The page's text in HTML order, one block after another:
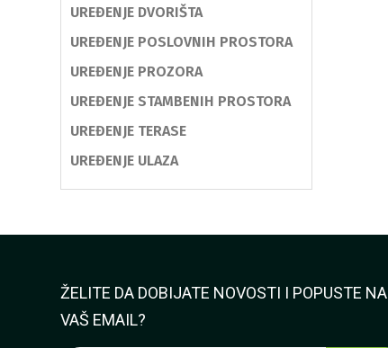
UREĐENJE DVORIŠTA
UREĐENJE POSLOVNIH PROSTORA
UREĐENJE PROZORA
UREĐENJE STAMBENIH PROSTORA
UREĐENJE TERASE
UREĐENJE ULAZA
ŽELITE DA DOBIJATE NOVOSTI I POPUSTE NA
VAŠ EMAIL?